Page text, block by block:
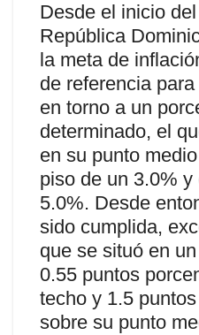
Desde el inicio
República
la meta de
de referencia
en torno a un
determinado, el
en su punto
piso de un 3.0%
5.0%. Desde
sido cumplida,
que se situó en
0.55 puntos
techo y 1.5
sobre su punto